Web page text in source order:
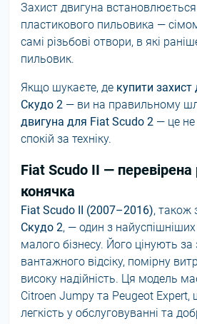
Захист двигуна встановлюється
пластикового пильовика —
самі різьбові отвори, в які
пильовик.
Якщо шукаєте, де купити захист
Скудо 2 — ви на правильному
двигуна для Fiat Scudo 2 — це
спокій за техніку.
Fiat Scudo II — перевірена
конячка
Fiat Scudo II (2007–2016), також
Скудо 2, — один з
малого бізнесу. Його цінують
вантажного відсіку, помірну
високу надійність. Ця модель
Citroen Jumpy та Peugeot Expert,
легкість у обслуговуванні та